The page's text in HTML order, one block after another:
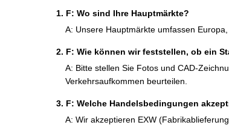
1. F: Wo sind Ihre Hauptmärkte?
A: Unsere Hauptmärkte umfassen
2. F: Wie können wir feststellen, ob ein
A: Bitte stellen Sie Fotos und CAD-
Verkehrsaufkommen beurteilen.
3. F: Welche Handelsbedingungen
A: Wir akzeptieren EXW